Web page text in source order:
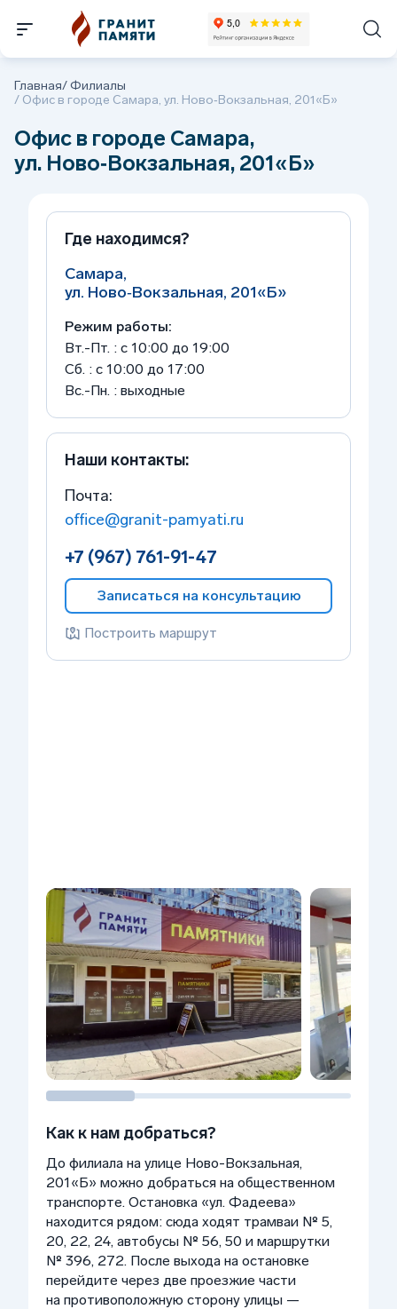
Главная/Филиалы
/ Офис в городе Самара, ул. Ново‑Вокзальная, 201«Б»
Офис в городе Самара,
ул. Ново‑Вокзальная, 201«Б»
Где находимся?
Самара,
ул. Ново‑Вокзальная, 201«Б»
Режим работы:
Вт.-Пт. : с 10:00 до 19:00
Сб. : с 10:00 до 17:00
Вс.-Пн. : выходные
Наши контакты:
Почта:
office@granit-pamyati.ru
+7 (967) 761-91-47
Записаться на консультацию
Построить маршрут
Как к нам добраться?
До филиала на улице Ново-Вокзальная,
201«Б» можно добраться на общественном
транспорте. Остановка «ул. Фадеева»
находится рядом: сюда ходят трамваи № 5,
20, 22, 24, автобусы № 56, 50 и маршрутки
№ 396, 272. После выхода на остановке
перейдите через две проезжие части
на противоположную сторону улицы —